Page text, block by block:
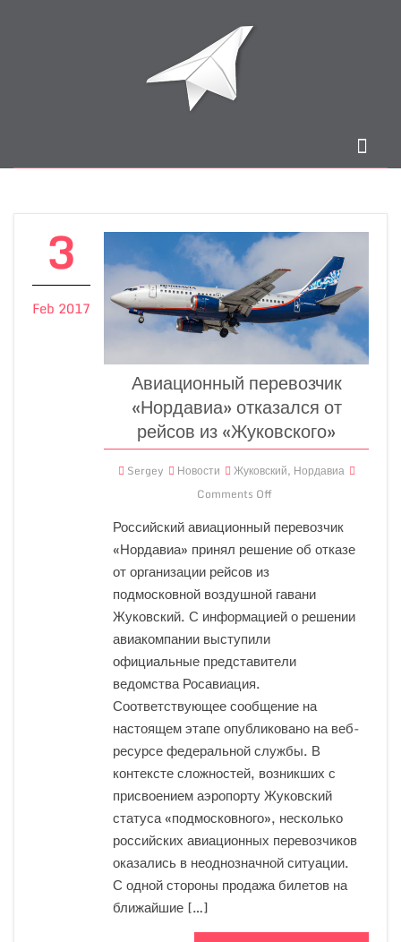
3
Feb 2017
Авиационный перевозчик
«Нордавиа» отказался от
рейсов из «Жуковского»
Sergey Новости Жуковский, Нордавиа
Comments Off
Российский авиационный перевозчик
«Нордавиа» принял решение об отказе
от организации рейсов из
подмосковной воздушной гавани
Жуковский. С информацией о решении
авиакомпании выступили
официальные представители
ведомства Росавиация.
Соответствующее сообщение на
настоящем этапе опубликовано на веб-
ресурсе федеральной службы. В
контексте сложностей, возникших с
присвоением аэропорту Жуковский
статуса «подмосковного», несколько
российских авиационных перевозчиков
оказались в неоднозначной ситуации.
С одной стороны продажа билетов на
ближайшие […]